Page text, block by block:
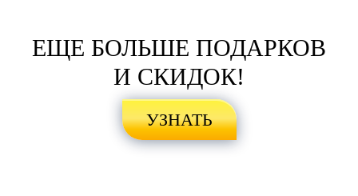
ЕЩЕ БОЛЬШЕ ПОДАРКОВ
И СКИДОК!
УЗНАТЬ